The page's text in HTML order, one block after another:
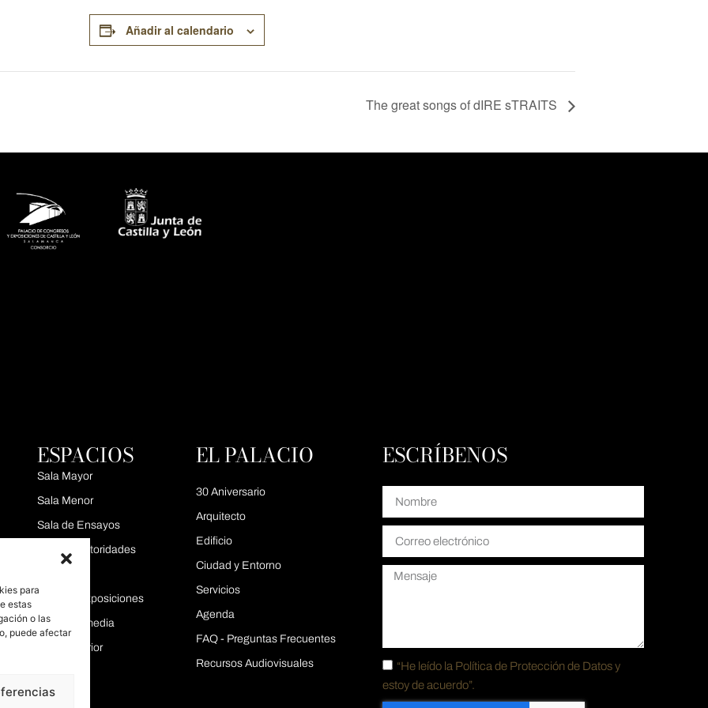
para
estas
o las
puede afectar
Añadir al calendario
The great songs of dIRE sTRAITS
ESPACIOS
Sala Mayor
Sala Menor
Sala de Ensayos
Sala de Autoridades
Área de Exposiciones
Sala Intermedia
Sala Superior
EL PALACIO
30 Aniversario
Arquitecto
Edificio
Ciudad y Entorno
Servicios
Agenda
FAQ - Preguntas Frecuentes
Recursos Audiovisuales
ESCRÍBENOS
“He leído la Política de Protección de Datos y
estoy de acuerdo”.